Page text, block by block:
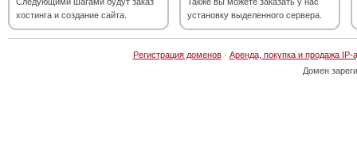
хостинга и создание сайта.
установку выделенного сервера.
Регистрация доменов· Аренда, покупка и продажа IP-
Домен